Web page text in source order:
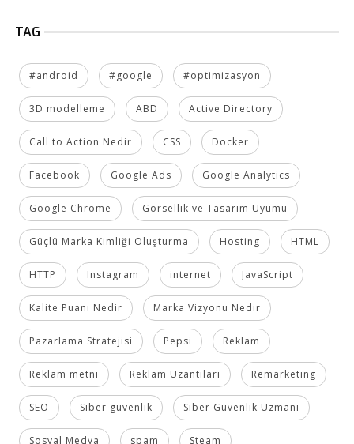
TAG
#android #google #optimizasyon
3D modelleme ABD Active Directory
Call to Action Nedir CSS Docker
Facebook Google Ads Google Analytics
Google Chrome Görsellik ve Tasarım Uyumu
Güçlü Marka Kimliği Oluşturma Hosting HTML
HTTP Instagram internet JavaScript
Kalite Puanı Nedir Marka Vizyonu Nedir
Pazarlama Stratejisi Pepsi Reklam
Reklam metni Reklam Uzantıları Remarketing
SEO Siber güvenlik Siber Güvenlik Uzmanı
Sosyal Medya spam Steam